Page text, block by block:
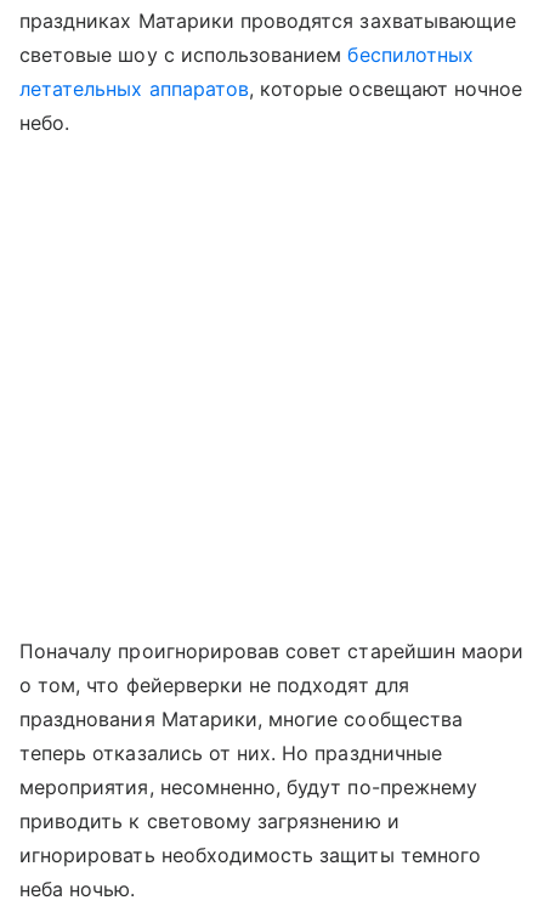
праздниках Матарики проводятся захватывающие
световые шоу с использованиембеспилотных
летательных аппаратов, которые освещают ночное
небо.
Поначалу проигнорировав совет старейшин маори
о том, что фейерверки не подходят для
празднования Матарики, многие сообщества
теперь отказались от них. Но праздничные
мероприятия, несомненно, будут по-прежнему
приводить к световому загрязнению и
игнорировать необходимость защиты темного
неба ночью.